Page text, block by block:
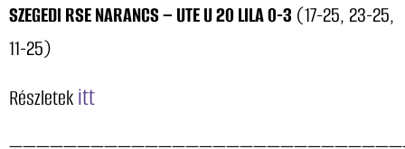
SZEGEDI RSE NARANCS – UTE U 20 LILA 0-3 (17-25, 23-25,
11-25)
Részletekitt